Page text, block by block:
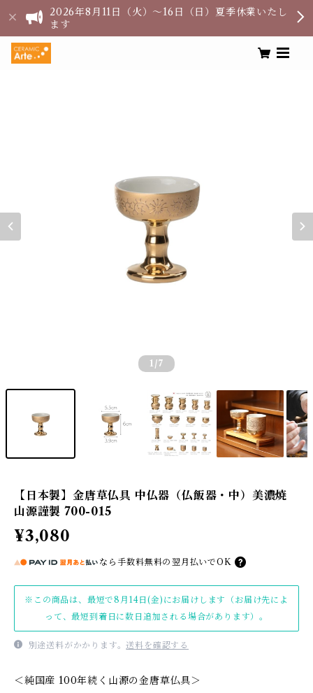
2026年8月11日（火）〜16日（日）夏季休業いたし
ます
1 /7
【日本製】金唐草仏具 中仏器（仏飯器・中）美濃焼
山源謹製 700-015
¥3,080
なら 手数料無料の 翌月払いでOK
※この商品は、最短で8月14日(金)にお届けします（お届け先によ
って、最短到着日に数日追加される場合があります）。
別途送料がかかります。送料を確認する
＜純国産 100年続く山源の金唐草仏具＞